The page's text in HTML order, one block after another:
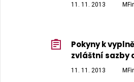
11. 11. 2013
Pokyny k
zvláštní sazby
11. 11. 2013